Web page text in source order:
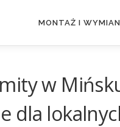
MONTAŻ I
w
dla